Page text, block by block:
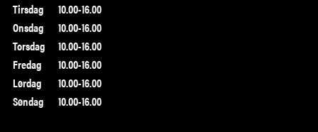
Tirsdag
10.00-16.00
Onsdag
10.00-16.00
Torsdag
10.00-16.00
Fredag
10.00-16.00
Lørdag
10.00-16.00
Søndag
10.00-16.00